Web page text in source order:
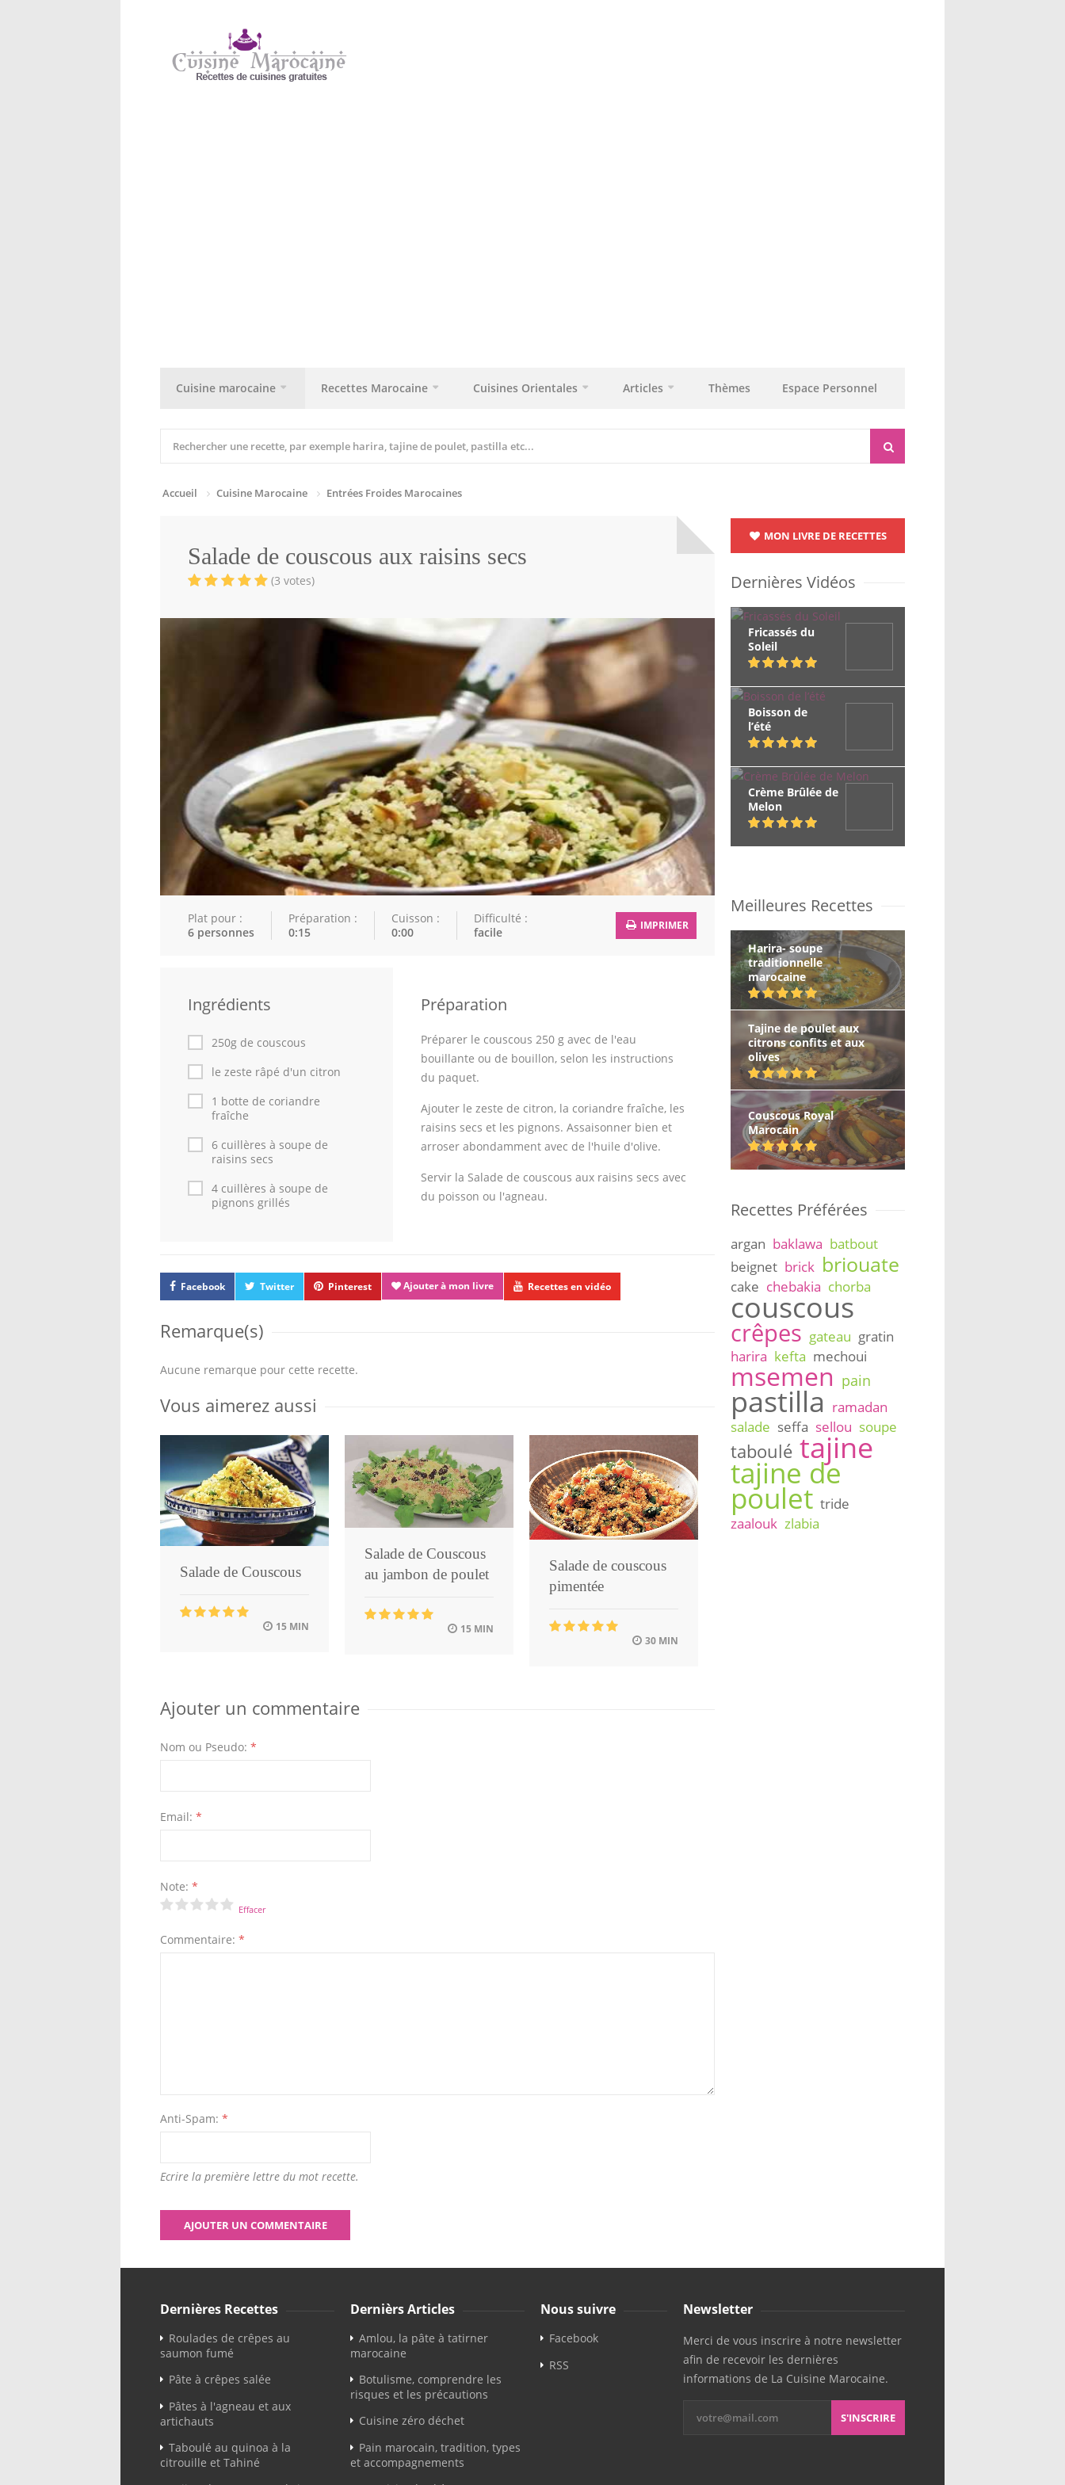
Cuisine marocaine Recettes Marocaine Cuisines Orientales Articles Thèmes Espace Personnel
Accueil Cuisine Marocaine Entrées Froides Marocaines
Salade de couscous aux raisins secs
(3 votes)
Plat pour :
6 personnes
Préparation :
0:15
Cuisson :
0:00
Difficulté :
facile
IMPRIMER
Ingrédients
250g de couscous
le zeste râpé d'un citron
1 botte de coriandre
fraîche
6 cuillères à soupe de
raisins secs
4 cuillères à soupe de
pignons grillés
Préparation
Préparer le couscous 250 g avec de l'eau
bouillante ou de bouillon, selon les instructions
du paquet.
Ajouter le zeste de citron, la coriandre fraîche, les
raisins secs et les pignons. Assaisonner bien et
arroser abondamment avec de l'huile d'olive.
Servir la Salade de couscous aux raisins secs avec
du poisson ou l'agneau.
Facebook Twitter Pinterest Ajouter à mon livre Recettes en vidéo
Remarque(s)
Aucune remarque pour cette recette.
Vous aimerez aussi
Salade de Couscous
15 MIN
Salade de Couscous
au jambon de poulet
15 MIN
Salade de couscous
pimentée
30 MIN
Ajouter un commentaire
Nom ou Pseudo: *
Email: *
Note: *
Effacer
Commentaire: *
Anti-Spam: *
Ecrire la première lettre du mot recette.
MON LIVRE DE RECETTES
Dernières Vidéos
Fricassés du
Soleil
Boisson de
l’été
Crème Brûlée de
Melon
Meilleures Recettes
Harira- soupe
traditionnelle
marocaine
Tajine de poulet aux
citrons confits et aux
olives
Couscous Royal
Marocain
Recettes Préférées
argan baklawa batbout
beignet brick briouate
cake chebakia chorba
couscous
crêpes gateau gratin
harira kefta mechoui
msemen pain
pastilla ramadan
salade seffa sellou soupe
taboulé tajine
tajine de
poulet tride
zaalouk zlabia
Dernières Recettes
Roulades de crêpes au
saumon fumé
Pâte à crêpes salée
Pâtes à l'agneau et aux
artichauts
Taboulé au quinoa à la
citrouille et Tahiné
Dernièrs Articles
Amlou, la pâte à tatirner
marocaine
Botulisme, comprendre les
risques et les précautions
Cuisine zéro déchet
Pain marocain, tradition, types
et accompagnements
Nous suivre
Facebook
RSS
Newsletter
Merci de vous inscrire à notre newsletter
afin de recevoir les dernières
informations de La Cuisine Marocaine.
S'INSCRIRE